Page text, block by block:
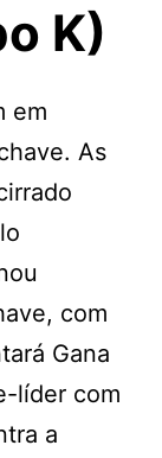
K)
em
As
com
Gana
líder com
a